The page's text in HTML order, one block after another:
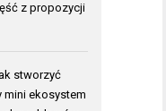
z propozycji
stworzyć
mini ekosystem